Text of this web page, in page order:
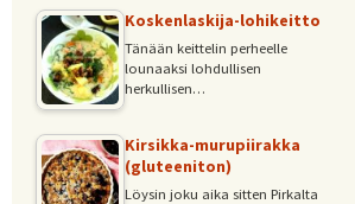
Koskenlaskija-lohikeitto
Tänään keittelin perheelle
lounaaksi lohdullisen
herkullisen…
Kirsikka-murupiirakka
(gluteeniton)
Löysin joku aika sitten Pirkalta